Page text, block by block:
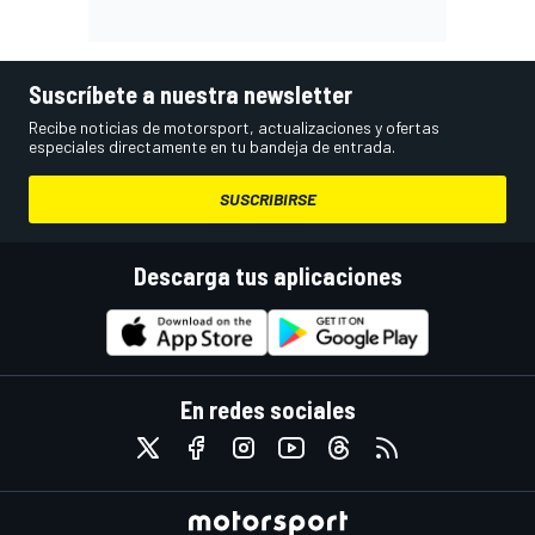
Suscríbete a nuestra newsletter
Recibe noticias de motorsport, actualizaciones y ofertas
especiales directamente en tu bandeja de entrada.
SUSCRIBIRSE
Descarga tus aplicaciones
En redes sociales